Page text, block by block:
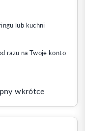
lub kuchni
razu na Twoje konto
wkrótce